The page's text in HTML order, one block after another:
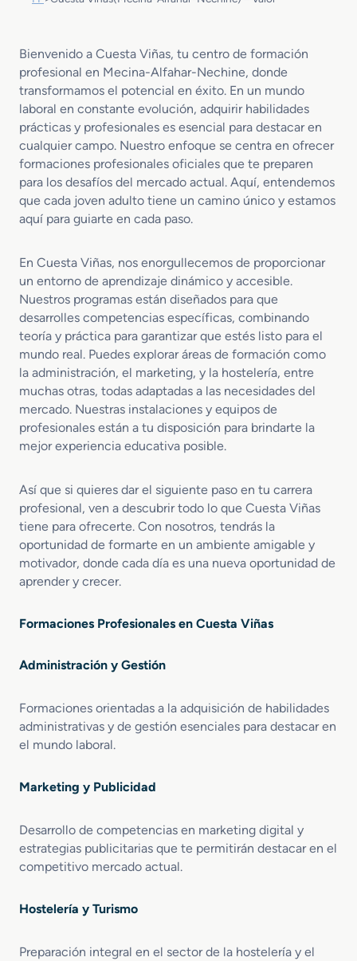
Bienvenido a Cuesta Viñas, tu centro de formación
profesional en Mecina-Alfahar-Nechine, donde
transformamos el potencial en éxito. En un mundo
laboral en constante evolución, adquirir habilidades
prácticas y profesionales es esencial para destacar en
cualquier campo. Nuestro enfoque se centra en ofrecer
formaciones profesionales oficiales que te preparen
para los desafíos del mercado actual. Aquí, entendemos
que cada joven adulto tiene un camino único y estamos
aquí para guiarte en cada paso.
En Cuesta Viñas, nos enorgullecemos de proporcionar
un entorno de aprendizaje dinámico y accesible.
Nuestros programas están diseñados para que
desarrolles competencias específicas, combinando
teoría y práctica para garantizar que estés listo para el
mundo real. Puedes explorar áreas de formación como
la administración, el marketing, y la hostelería, entre
muchas otras, todas adaptadas a las necesidades del
mercado. Nuestras instalaciones y equipos de
profesionales están a tu disposición para brindarte la
mejor experiencia educativa posible.
Así que si quieres dar el siguiente paso en tu carrera
profesional, ven a descubrir todo lo que Cuesta Viñas
tiene para ofrecerte. Con nosotros, tendrás la
oportunidad de formarte en un ambiente amigable y
motivador, donde cada día es una nueva oportunidad de
aprender y crecer.
Formaciones Profesionales en Cuesta Viñas
Administración y Gestión
Formaciones orientadas a la adquisición de habilidades
administrativas y de gestión esenciales para destacar en
el mundo laboral.
Marketing y Publicidad
Desarrollo de competencias en marketing digital y
estrategias publicitarias que te permitirán destacar en el
competitivo mercado actual.
Hostelería y Turismo
Preparación integral en el sector de la hostelería y el